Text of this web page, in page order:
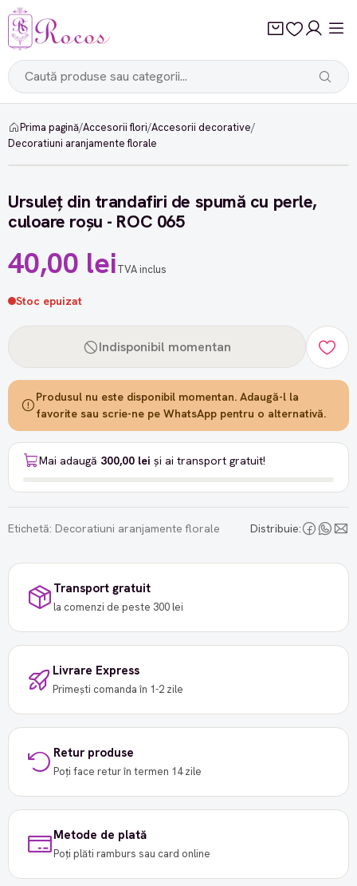
Prima pagină/Accesorii flori/Accesorii decorative/
Decoratiuni aranjamente florale
Ursuleț din trandafiri de spumă cu perle,
culoare roșu - ROC 065
40,00 leiTVA inclus
Stoc epuizat
Indisponibil momentan
Produsul nu este disponibil momentan. Adaugă-l la
favorite sau scrie-ne pe WhatsApp pentru o alternativă.
Mai adaugă 300,00 lei și ai transport gratuit!
Etichetă: Decoratiuni aranjamente florale Distribuie:
Transport gratuit
la comenzi de peste 300 lei
Livrare Express
Primești comanda în 1-2 zile
Retur produse
Poți face retur în termen 14 zile
Metode de plată
Poți plăti ramburs sau card online